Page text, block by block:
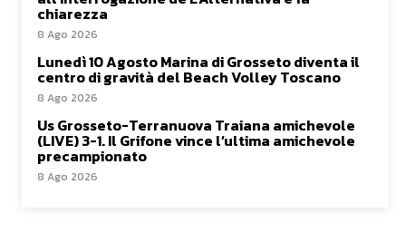
chiarezza
8 Ago 2026
Lunedì 10 Agosto Marina di Grosseto diventa il
centro di gravità del Beach Volley Toscano
8 Ago 2026
Us Grosseto-Terranuova Traiana amichevole
(LIVE) 3-1. Il Grifone vince l’ultima amichevole
precampionato
8 Ago 2026